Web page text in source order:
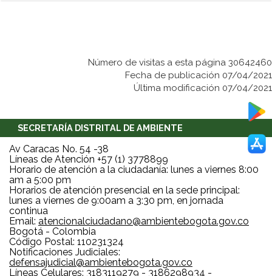
Número de visitas a esta página 30642460
Fecha de publicación 07/04/2021
Última modificación 07/04/2021
SECRETARÍA DISTRITAL DE AMBIENTE
Av Caracas No. 54 -38
Líneas de Atención +57 (1) 3778899
Horario de atención a la ciudadanía: lunes a viernes 8:00
am a 5:00 pm
Horarios de atención presencial en la sede principal:
lunes a viernes de 9:00am a 3:30 pm, en jornada
continua
Email: atencionalciudadano@ambientebogota.gov.co
Bogotá - Colombia
Código Postal: 110231324
Notificaciones Judiciales:
defensajudicial@ambientebogota.gov.co
Líneas Celulares: 3183119279 - 3186298934 -